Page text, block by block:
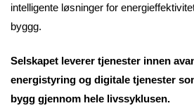
intelligente løsninger for
byggg.
Selskapet leverer tjenester innen
energistyring og digitale tjenester
bygg gjennom hele livssyklusen.